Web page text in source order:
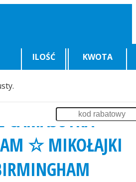
ILOŚĆ KWOTA
CAMASUTRA
☆ MIKOŁAJKI